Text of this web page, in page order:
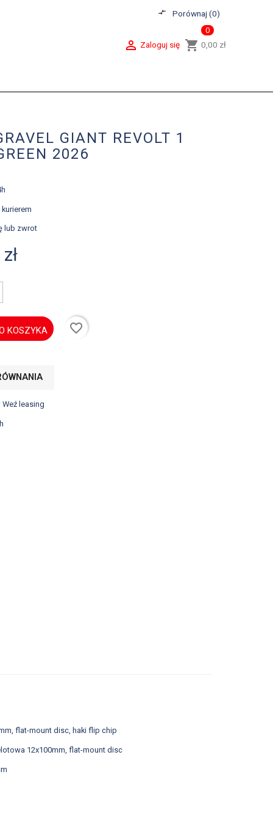
compare_arrows Porównaj (0)
shopping_cart
0
0,00 zł
 Zaloguj się
GIANT REVOLT 1
2026
lub zwrot
KOSZYKA favorite_border
leasing
flat-mount disc, haki flip chip
12x100mm, flat-mount disc